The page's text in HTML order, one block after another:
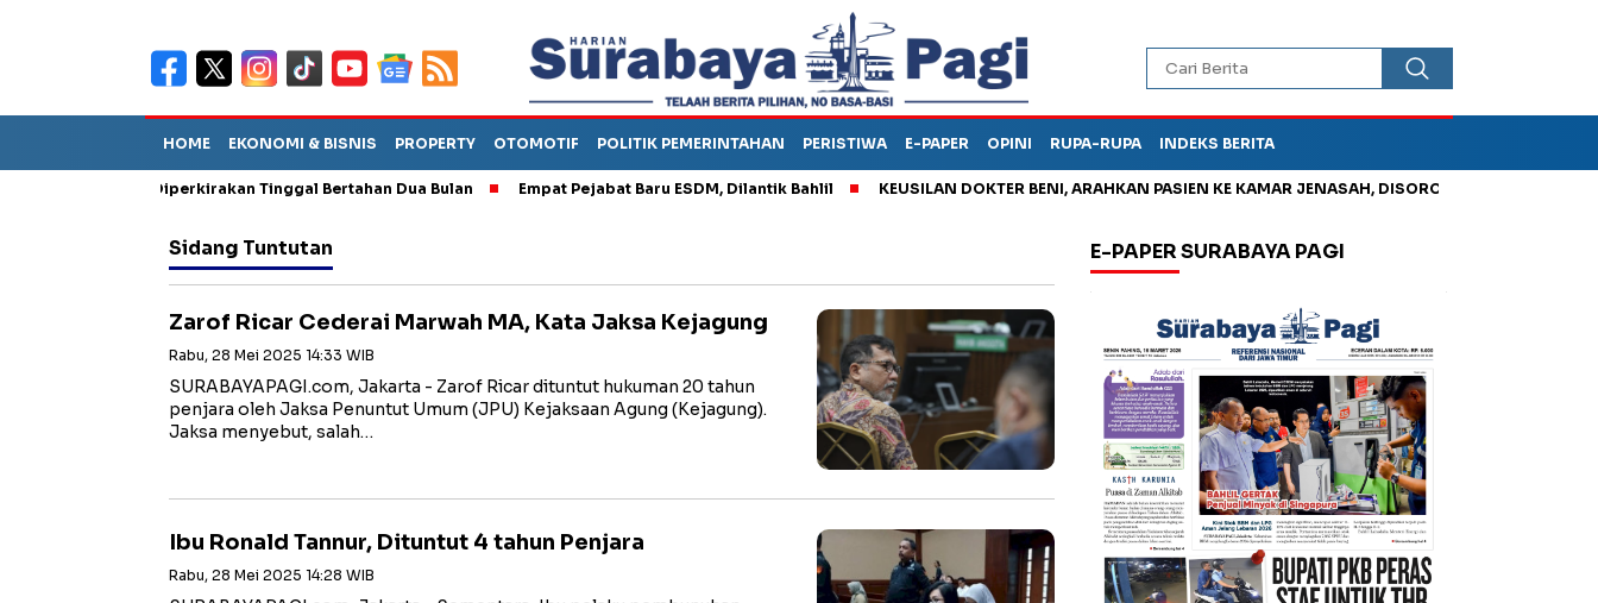
HOME EKONOMI & BISNIS PROPERTY OTOMOTIF POLITIK PEMERINTAHAN PERISTIWA E-PAPER OPINI RUPA-RUPA INDEKS BERITA
Sebut TPA Diperkirakan Tinggal Bertahan Dua Bulan Empat Pejabat Baru ESDM, Dilantik Bahlil KEUSILAN DOKTER BENI, ARAHKAN PASIEN KE KAMAR JENASAH, DISOROT
Sidang Tuntutan
Zarof Ricar Cederai Marwah MA, Kata Jaksa Kejagung
Rabu, 28 Mei 2025 14:33 WIB
SURABAYAPAGI.com, Jakarta - Zarof Ricar dituntut hukuman 20 tahun
penjara oleh Jaksa Penuntut Umum (JPU) Kejaksaan Agung (Kejagung).
Jaksa menyebut, salah…
Ibu Ronald Tannur, Dituntut 4 tahun Penjara
Rabu, 28 Mei 2025 14:28 WIB
E-PAPER SURABAYA PAGI